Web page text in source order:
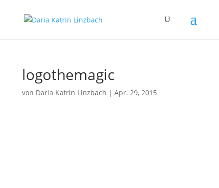
logothemagic
von Daria Katrin Linzbach | Apr. 29, 2015